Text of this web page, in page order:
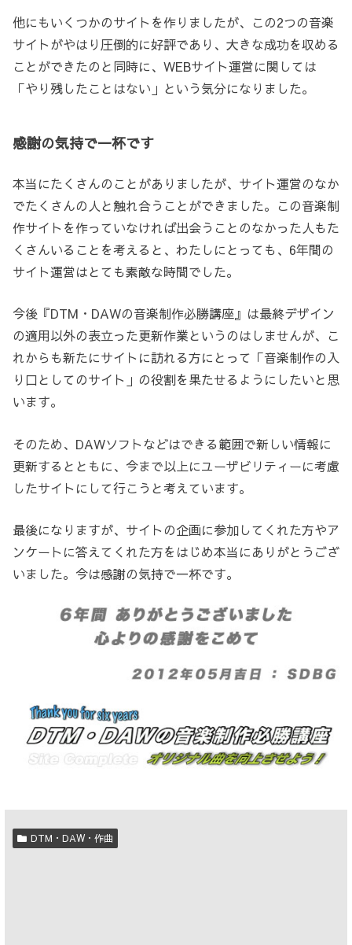
他にもいくつかのサイトを作りましたが、この2つの音楽
サイトがやはり圧倒的に好評であり、大きな成功を収める
ことができたのと同時に、WEBサイト運営に関しては
「やり残したことはない」という気分になりました。
感謝の気持で一杯です
本当にたくさんのことがありましたが、サイト運営のなか
でたくさんの人と触れ合うことができました。この音楽制
作サイトを作っていなければ出会うことのなかった人もた
くさんいることを考えると、わたしにとっても、6年間の
サイト運営はとても素敵な時間でした。
今後『DTM・DAWの音楽制作必勝講座』は最終デザイン
の適用以外の表立った更新作業というのはしませんが、こ
れからも新たにサイトに訪れる方にとって「音楽制作の入
り口としてのサイト」の役割を果たせるようにしたいと思
います。
そのため、DAWソフトなどはできる範囲で新しい情報に
更新するとともに、今まで以上にユーザビリティーに考慮
したサイトにして行こうと考えています。
最後になりますが、サイトの企画に参加してくれた方やア
ンケートに答えてくれた方をはじめ本当にありがとうござ
いました。今は感謝の気持で一杯です。
DTM・DAW・作曲